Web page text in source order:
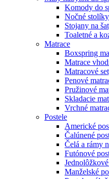
Komody do
Nočné stolíky
Stojany na
Toaletné a
Matrace
Boxspring
Matrace
Matracové
Penové
Pružinové
Skladacie
Vrchné
Postele
Americké
Čalúnené
Čelá a rámy
Futónové
Manželské